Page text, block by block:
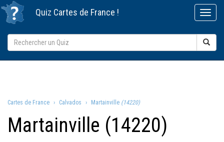
Quiz Cartes de France !
Cartes de France Calvados Martainville (14220)
Martainville (14220)